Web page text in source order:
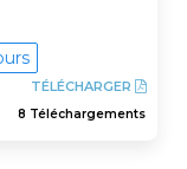
TÉLÉCHARGER
8 Téléchargements